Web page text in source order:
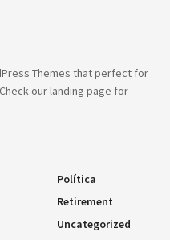
Themes that perfect for
our landing page for
Política
Retirement
Uncategorized